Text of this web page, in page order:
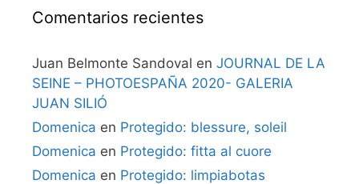
Comentarios recientes
Juan Belmonte Sandoval en JOURNAL DE LA
SEINE – PHOTOESPAÑA 2020- GALERIA
JUAN SILIÓ
Domenica en Protegido: blessure, soleil
Domenica en Protegido: fitta al cuore
Domenica en Protegido: limpiabotas